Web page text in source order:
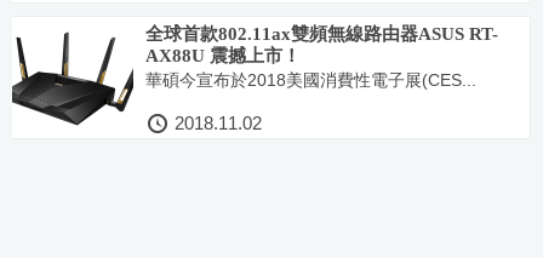
全球首款802.11ax雙頻無線路由器ASUS RT-
AX88U 震撼上市！
華碩今宣布於2018美國消費性電子展(CES...
2018.11.02